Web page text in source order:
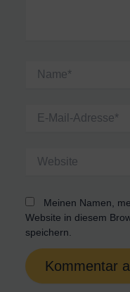
Mail-
Meinen Namen,
Website in diesem
speichern.